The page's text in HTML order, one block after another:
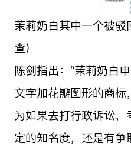
茉莉奶白其中一个被
查）
陈剑指出：“茉莉奶白
文字加花瓣图形的商
为如果去打行政诉讼
定的知名度，还是有